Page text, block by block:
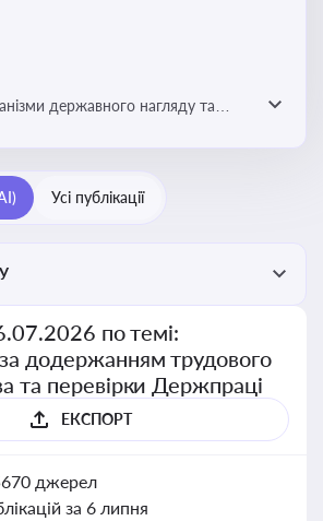
державного нагляду та
Усі публікації
по темі:
додержанням трудового
та перевірки Держпраці
ЕКСПОРТ
джерел
за 6 липня